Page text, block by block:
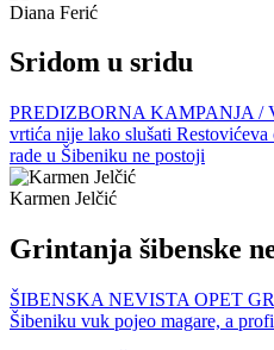
Diana Ferić
Sridom u sridu
PREDIZBORNA KAMPANJA /
vrtića nije lako slušati Restovićeva
rade u Šibeniku ne postoji
Karmen Jelčić
Grintanja šibenske
ŠIBENSKA NEVISTA OPET
Šibeniku vuk pojeo magare, a